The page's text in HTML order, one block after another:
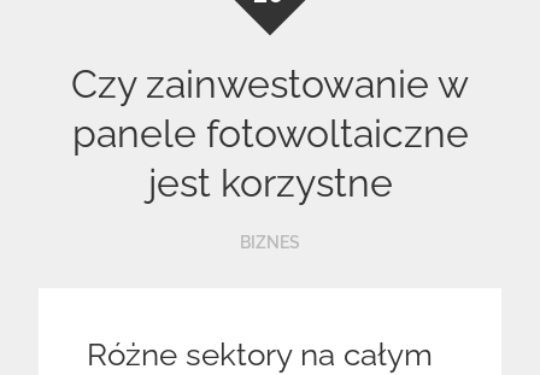
Czy zainwestowanie w
panele fotowoltaiczne
jest korzystne
BIZNES
Różne sektory na całym